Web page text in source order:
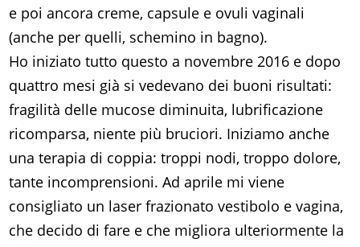
e poi ancora creme, capsule e ovuli vaginali
(anche per quelli, schemino in bagno).
Ho iniziato tutto questo a novembre 2016 e dopo
quattro mesi già si vedevano dei buoni risultati:
fragilità delle mucose diminuita, lubrificazione
ricomparsa, niente più bruciori. Iniziamo anche
una terapia di coppia: troppi nodi, troppo dolore,
tante incomprensioni. Ad aprile mi viene
consigliato un laser frazionato vestibolo e vagina,
che decido di fare e che migliora ulteriormente la